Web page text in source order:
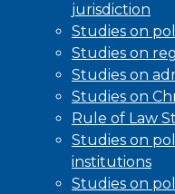
jurisdiction
Studies on
Studies on
Studies on
Studies on
Rule of Law
Studies on
institutions
Studies on